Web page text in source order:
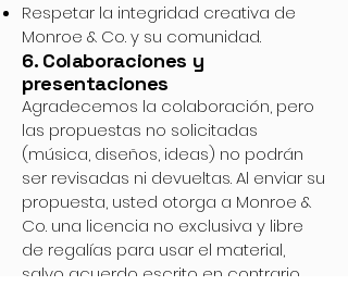
Respetar la integridad creativa de
Monroe & Co. y su comunidad.
6. Colaboraciones y
presentaciones
Agradecemos la colaboración, pero
las propuestas no solicitadas
(música, diseños, ideas) no podrán
ser revisadas ni devueltas. Al enviar su
propuesta, usted otorga a Monroe &
Co. una licencia no exclusiva y libre
de regalías para usar el material,
salvo acuerdo escrito en contrario.